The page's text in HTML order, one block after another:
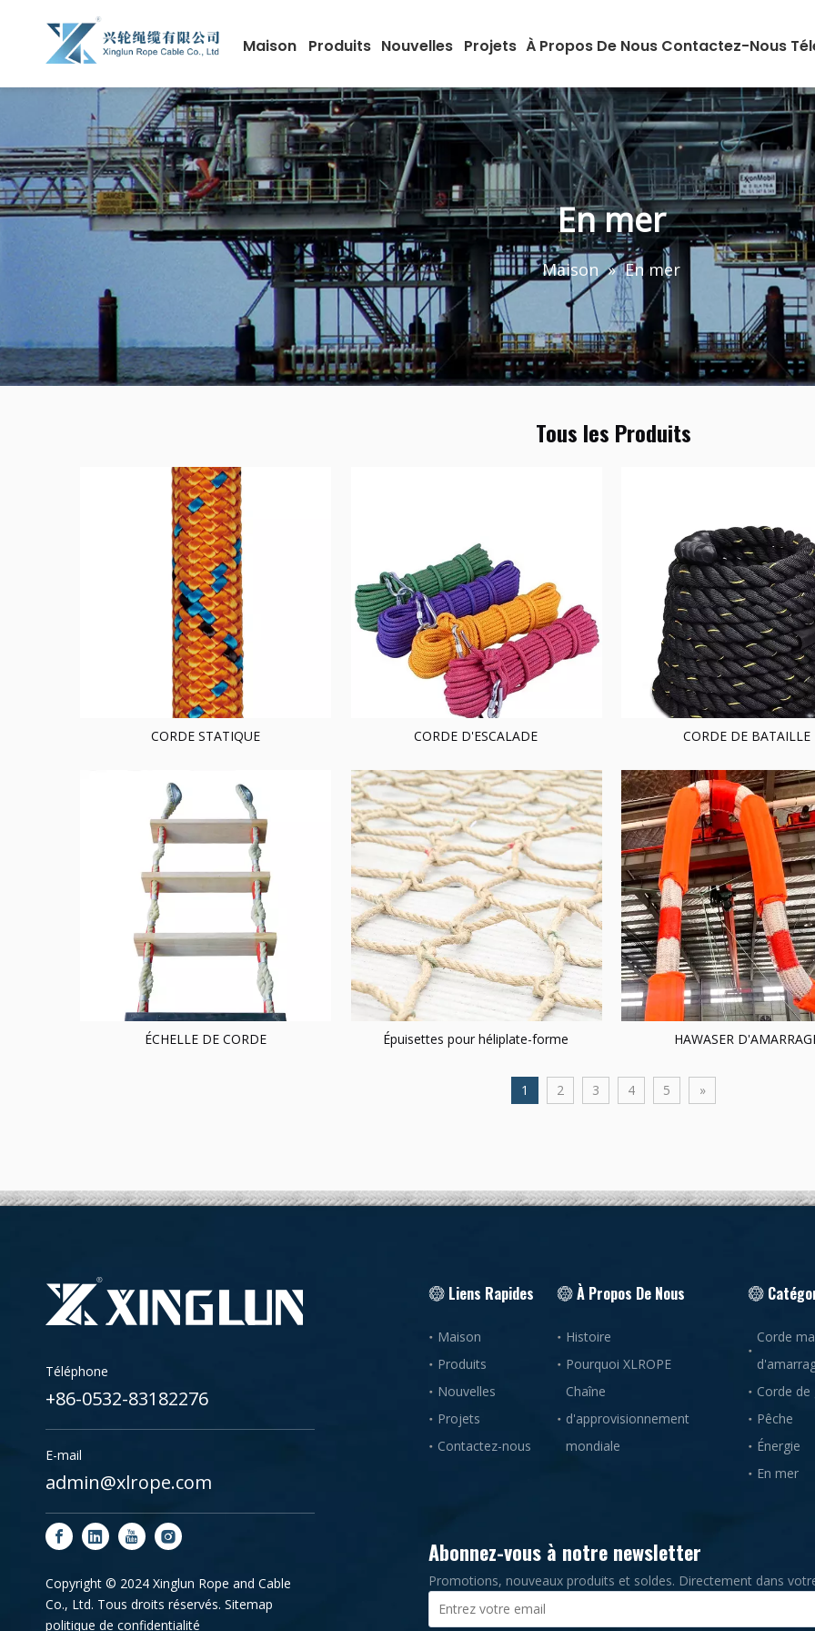
Maison Produits Nouvelles Projets À Propos De Nous Contactez-Nous
En mer
Maison » En mer
Tous les Produits
CORDE STATIQUE CORDE D'ESCALADE CORDE DE BATAILLE
ÉCHELLE DE CORDE Épuisettes pour héliplate-forme HAWASER
1 2 3 4 5 »
Téléphone
+86-0532-83182276
E-mail
admin@xlrope.com
Copyright © 2024 Xinglun Rope and Cable
Co., Ltd. Tous droits réservés. Sitemap
politique de confidentialité
Liens Rapides
Maison
Produits
Nouvelles
Projets
Contactez-nous
À Propos De Nous
Histoire
Pourquoi XLROPE
Chaîne
d'approvisionnement
mondiale
Corde
Corde de
Pêche
Énergie
En mer
Abonnez-vous à notre newsletter
Promotions, nouveaux produits et soldes. Directement dans